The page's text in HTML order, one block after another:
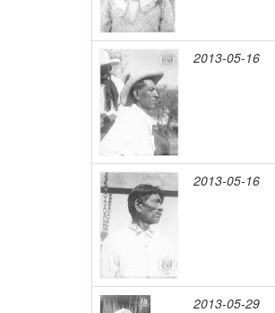
2013-05-16
2013-05-16
2013-05-29